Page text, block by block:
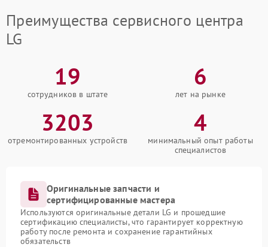
Преимущества сервисного центра
LG
19
сотрудников в штате
6
лет на рынке
3203
отремонтированных устройств
4
минимальный опыт работы
специалистов
Оригинальные запчасти и
сертифицированные мастера
Используются оригинальные детали LG и прошедшие
сертификацию специалисты, что гарантирует корректную
работу после ремонта и сохранение гарантийных
обязательств